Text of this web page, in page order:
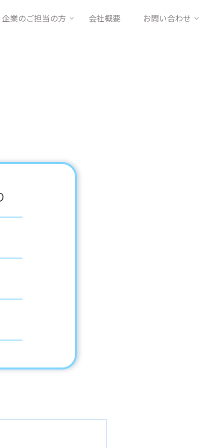
企業のご担当の方 会社概要 お問い合わせ